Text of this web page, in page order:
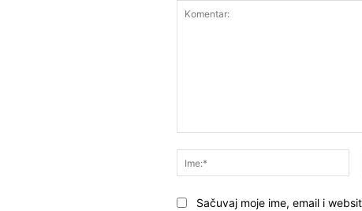
Sačuvaj moje ime, email i